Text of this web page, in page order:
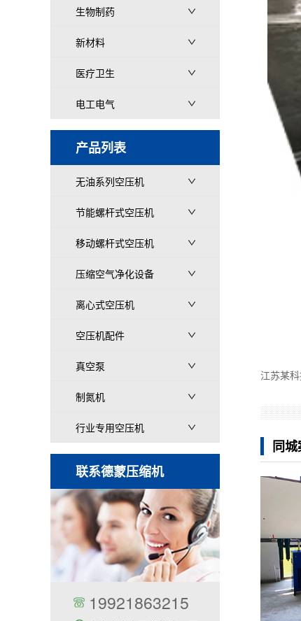
生物制药
新材料
医疗卫生
电工电气
产品列表
无油系列空压机
节能螺杆式空压机
移动螺杆式空压机
压缩空气净化设备
离心式空压机
空压机配件
真空泵
制氮机
行业专用空压机
联系德蒙压缩机
19921863215
江苏某
同